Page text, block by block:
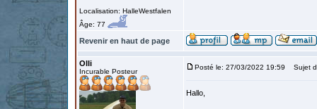
Localisation: HalleWestfalen
Âge: 77
Revenir en haut de page
Olli
Incurable Posteur
Posté le: 27/03/2022 19:59 Sujet
Hallo,